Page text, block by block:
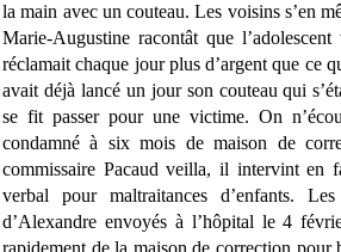
la main avec un couteau. Les voisins s’en
Marie-Augustine racontât que
réclamait chaque jour plus d’argent que ce
avait déjà lancé un jour son couteau qui
se fit passer pour une victime. On
condamné à six mois de maison de
commissaire Pacaud veilla, il intervint en
verbal pour maltraitances d’enfants.
d’Alexandre envoyés à l’hôpital le 4